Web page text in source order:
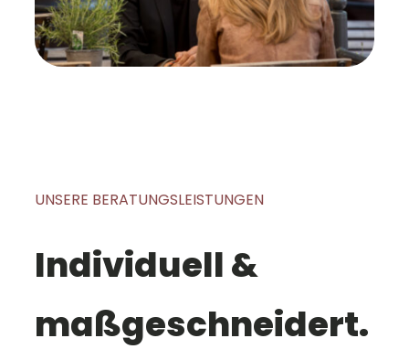
UNSERE BERATUNGSLEISTUNGEN
Individuell &
maßgeschneidert.